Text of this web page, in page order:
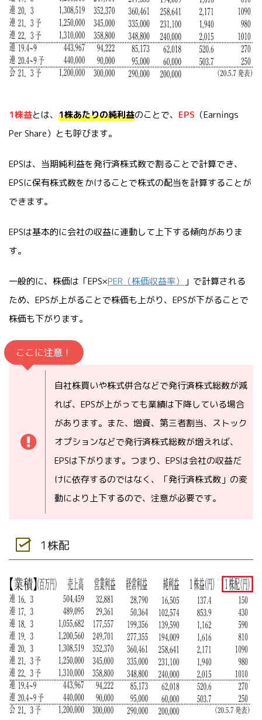
1株益とは、 1株あたりの純利益のことで、 EPS （Earnings
Per Share）とも呼びます。
EPSは、当期純利益を発行済株式数で割ることで計算でき、
EPSに保有株式数をかけることで株式の配当を計算することが
できます。
EPSは基本的に会社の収益に連動して上下する傾向がありま
す。
一般的に、株価は「EPS×PER（株価収益率）
」で計算される
ため、EPSが上がることで株価も上がり、EPSが下がることで
株価も下がります。
ここに注意！
自社株買いや株式併合などで発行済株式総数が減
れば、EPSが上がっても業績は下降している場合
があります。また、増資、第三者割当、ストック
オプションなどで発行済株式総数が増えれば、
EPSは下がります。つまり、EPSは会社の収益だ
けに依存するのではなく、「発行済株式数」の変
動により上下するので、注意が必要です。
1株配